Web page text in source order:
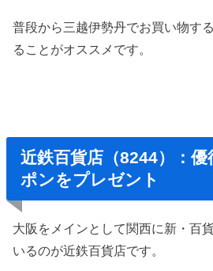
普段から三越伊勢丹でお買い物す
ることがオススメです。
近鉄百貨店（8244）：
ポンをプレゼント
大阪をメインとして関西に新・百
いるのが近鉄百貨店です。